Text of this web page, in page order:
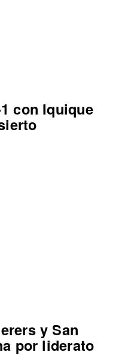
con Iquique
y San
por liderato